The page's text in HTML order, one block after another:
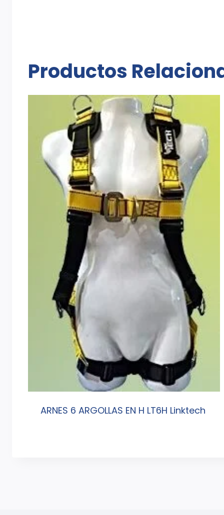
Productos
ARNES 6 ARGOLLAS EN H LT6H Linktech